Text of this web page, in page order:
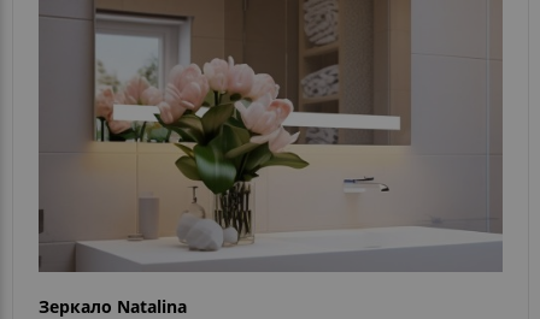
Зеркало Natalina